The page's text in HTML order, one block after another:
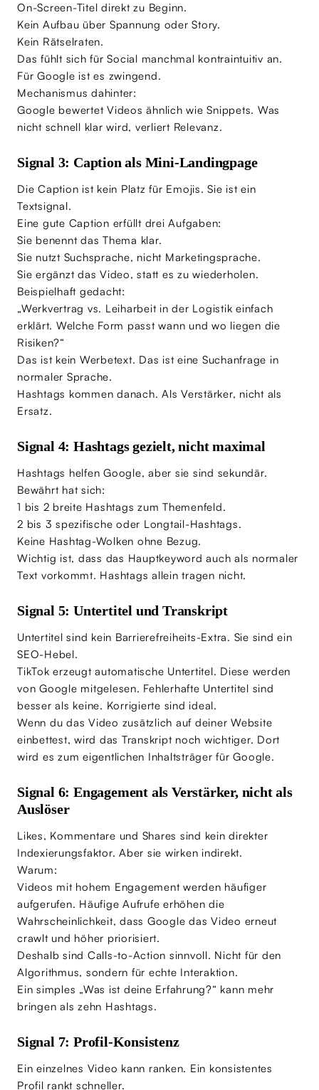
On-Screen-Titel direkt zu Beginn.
Kein Aufbau über Spannung oder Story.
Kein Rätselraten.
Das fühlt sich für Social manchmal kontraintuitiv an.
Für Google ist es zwingend.
Mechanismus dahinter:
Google bewertet Videos ähnlich wie Snippets. Was
nicht schnell klar wird, verliert Relevanz.
Signal 3: Caption als Mini-Landingpage
Die Caption ist kein Platz für Emojis. Sie ist ein
Textsignal.
Eine gute Caption erfüllt drei Aufgaben:
Sie benennt das Thema klar.
Sie nutzt Suchsprache, nicht Marketingsprache.
Sie ergänzt das Video, statt es zu wiederholen.
Beispielhaft gedacht:
„Werkvertrag vs. Leiharbeit in der Logistik einfach
erklärt. Welche Form passt wann und wo liegen die
Risiken?“
Das ist kein Werbetext. Das ist eine Suchanfrage in
normaler Sprache.
Hashtags kommen danach. Als Verstärker, nicht als
Ersatz.
Signal 4: Hashtags gezielt, nicht maximal
Hashtags helfen Google, aber sie sind sekundär.
Bewährt hat sich:
1 bis 2 breite Hashtags zum Themenfeld.
2 bis 3 spezifische oder Longtail-Hashtags.
Keine Hashtag-Wolken ohne Bezug.
Wichtig ist, dass das Hauptkeyword auch als normaler
Text vorkommt. Hashtags allein tragen nicht.
Signal 5: Untertitel und Transkript
Untertitel sind kein Barrierefreiheits-Extra. Sie sind ein
SEO-Hebel.
TikTok erzeugt automatische Untertitel. Diese werden
von Google mitgelesen. Fehlerhafte Untertitel sind
besser als keine. Korrigierte sind ideal.
Wenn du das Video zusätzlich auf deiner Website
einbettest, wird das Transkript noch wichtiger. Dort
wird es zum eigentlichen Inhaltsträger für Google.
Signal 6: Engagement als Verstärker, nicht als
Auslöser
Likes, Kommentare und Shares sind kein direkter
Indexierungsfaktor. Aber sie wirken indirekt.
Warum:
Videos mit hohem Engagement werden häufiger
aufgerufen. Häufige Aufrufe erhöhen die
Wahrscheinlichkeit, dass Google das Video erneut
crawlt und höher priorisiert.
Deshalb sind Calls-to-Action sinnvoll. Nicht für den
Algorithmus, sondern für echte Interaktion.
Ein simples „Was ist deine Erfahrung?“ kann mehr
bringen als zehn Hashtags.
Signal 7: Profil-Konsistenz
Ein einzelnes Video kann ranken. Ein konsistentes
Profil rankt schneller.